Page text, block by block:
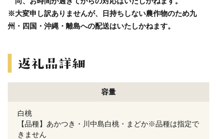
※大変申し訳ありませんが、日持ちしない農作物のため九
州・四国・沖縄・離島への配送はいたしかねます。
容量
白桃
【品種】あかつき・川中島白桃・まどか※品種は指定で
きません